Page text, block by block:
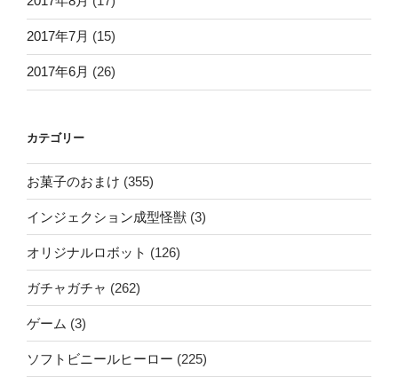
2017年7月 (15)
2017年6月 (26)
カテゴリー
お菓子のおまけ (355)
インジェクション成型怪獣 (3)
オリジナルロボット (126)
ガチャガチャ (262)
ゲーム (3)
ソフトビニールヒーロー (225)